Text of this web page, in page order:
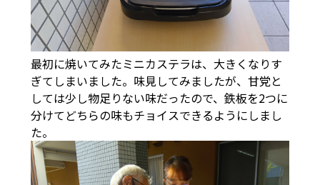
最初に焼いてみたミニカステラは、大きくなりす
ぎてしまいました。味見してみましたが、甘党と
しては少し物足りない味だったので、鉄板を2つに
分けてどちらの味もチョイスできるようにしまし
た。